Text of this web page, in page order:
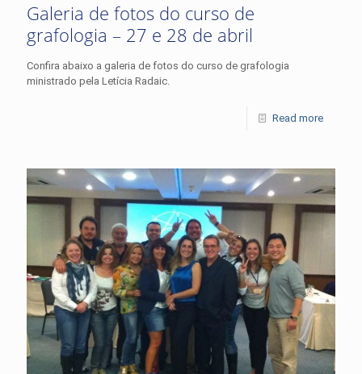
Galeria de fotos do curso de
grafologia – 27 e 28 de abril
Confira abaixo a galeria de fotos do curso de grafologia
ministrado pela Letícia Radaic.
Read more